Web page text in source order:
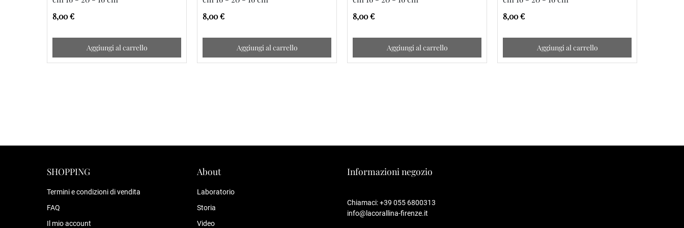
8,00 €
Aggiungi al carrello
8,00 €
Aggiungi al carrello
8,00 €
Aggiungi al carrello
8,00 €
Aggiungi al carrello
SHOPPING
Termini e condizioni di vendita
FAQ
Il mio account
About
Laboratorio
Storia
Video
Informazioni negozio
Chiamaci:+39 055 6800313
info@lacorallina-firenze.it